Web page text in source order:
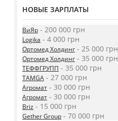
НОВЫЕ ЗАРПЛАТЫ
ВиЯр - 200 000 грн
Logika - 4 000 грн
Ортомед Холдинг - 25 000 грн
Ортомед Холдинг - 35 000 грн
ТЕФФГРУПП - 35 000 грн
TAMGA - 27 000 грн
Агромат - 30 000 грн
Агромат - 30 000 грн
Briz - 15 000 грн
Gether Group - 70 000 грн